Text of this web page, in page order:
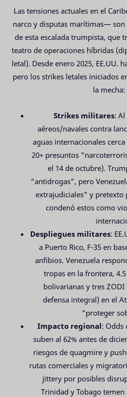
Las tensiones actuales en el
narco y disputas marítimas—
de esta escalada trumpista, que
teatro de operaciones híbridas
letal). Desde enero 2025, EE.UU.
pero los strikes letales iniciados
la mecha:
Strikes militares:
aéreos/navales contra
aguas internacionales
20+ presuntos
el 14 de octubre).
"antidrogas", pero
extrajudiciales" y pretexto
condenó estos como
Despliegues militares:
a Puerto Rico, F-35 en
anfibios. Venezuela
tropas en la frontera,
bolivarianas y tres
defensa integral) en el
"proteger
Impacto regional: Odds
suben al 62% antes de
riesgos de quagmire y
rutas comerciales y
jittery por posibles
Trinidad y Tobago